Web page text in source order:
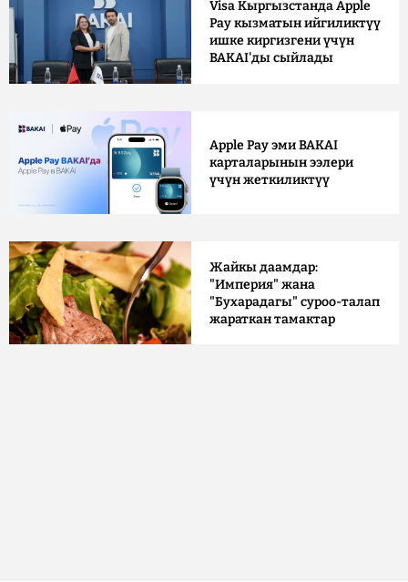
Visa Кыргызстанда Apple
Pay кызматын ийгиликтүү
ишке киргизгени үчүн
BAKAI'ды сыйлады
Apple Pay эми BAKAI
карталарынын ээлери
үчүн жеткиликтүү
Жайкы даамдар:
"Империя" жана
"Бухарадагы" суроо-талап
жараткан тамактар